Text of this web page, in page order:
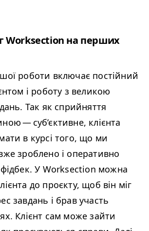
Worksection на перших
роботи включає постійний
і роботу з великою
Так як сприйняття
— суб’єктивне, клієнта
в курсі того, що ми
зроблено і оперативно
У Worksection можна
до проєкту, щоб він міг
завдань і брав участь
Клієнт сам може зайти